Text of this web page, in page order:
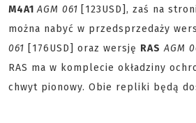
M4A1AGM 061 [123USD], zaś na
można nabyć w przedsprzedaży
061 [176USD] oraz wersję RAS AGM
RAS ma w komplecie okładziny
chwyt pionowy. Obie repliki będą